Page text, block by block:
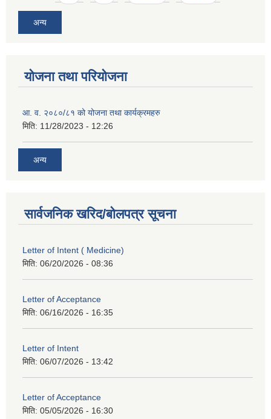
अन्य
योजना तथा परियोजना
आ. व. २०८०/८१ को योजना तथा कार्यक्रमहरु
मिति: 11/28/2023 - 12:26
अन्य
सार्वजनिक खरिद/बोलपत्र सूचना
Letter of Intent ( Medicine)
मिति: 06/20/2026 - 08:36
Letter of Acceptance
मिति: 06/16/2026 - 16:35
Letter of Intent
मिति: 06/07/2026 - 13:42
Letter of Acceptance
मिति: 05/05/2026 - 16:30